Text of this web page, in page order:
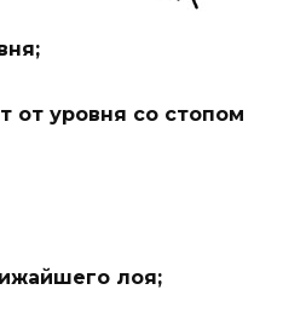
от уровня со стопом
лоя;